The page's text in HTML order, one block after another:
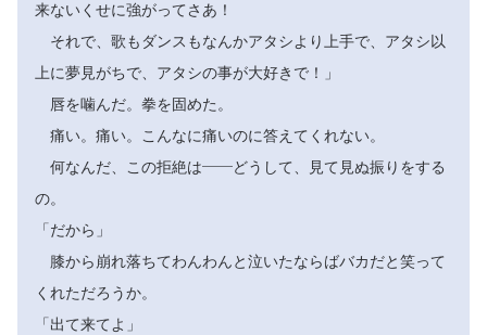
来ないくせに強がってさあ！
それで、歌もダンスもなんかアタシより上手で、アタシ以
上に夢見がちで、アタシの事が大好きで！」
唇を噛んだ。拳を固めた。
痛い。痛い。こんなに痛いのに答えてくれない。
何なんだ、この拒絶は――どうして、見て見ぬ振りをする
の。
「だから」
膝から崩れ落ちてわんわんと泣いたならばバカだと笑って
くれただろうか。
「出て来てよ」